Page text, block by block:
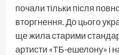
почали тільки після
вторгнення. До цього
ще жила старими
артисти «ТБ-ешелону» і